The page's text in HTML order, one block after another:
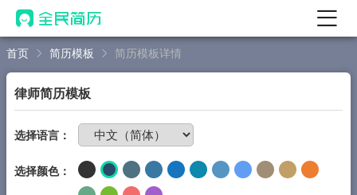
首页
AI 简历工具
AI 优化简历
AI 翻译简历
首页 简历模板 简历模板详情
律师简历模板
选择语言：
选择颜色：